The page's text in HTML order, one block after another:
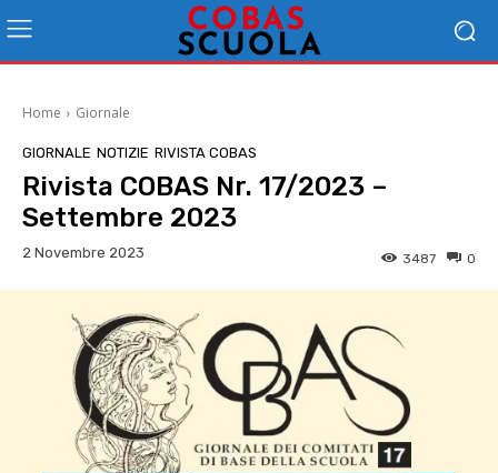
Home Giornale
GIORNALE NOTIZIE RIVISTA COBAS
Rivista COBAS Nr. 17/2023 –
Settembre 2023
2 Novembre 2023 0
3487